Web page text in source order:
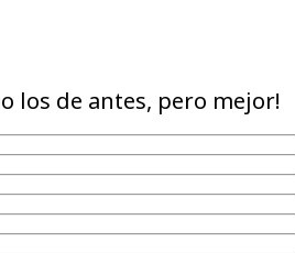
los de antes, pero mejor!